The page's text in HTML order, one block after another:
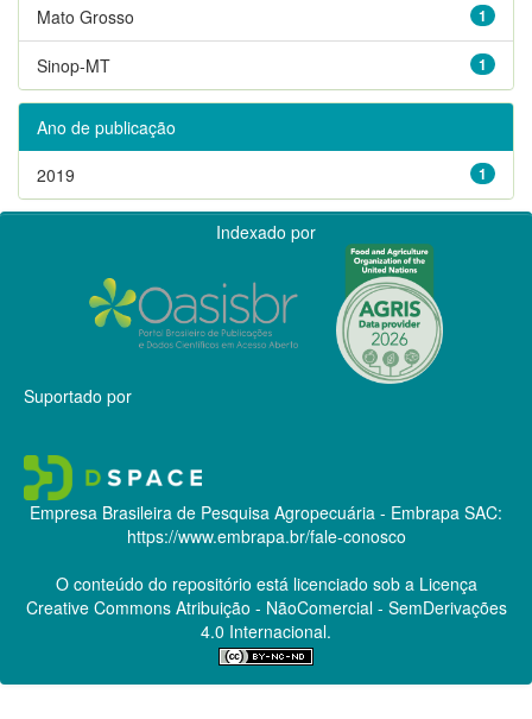
1
Mato Grosso
1
Sinop-MT
Ano de publicação
1
2019
Indexado por
Suportado por
Empresa Brasileira de Pesquisa Agropecuária - Embrapa SAC:
https://www.embrapa.br/fale-conosco
O conteúdo do repositório está licenciado sob a Licença
Creative CommonsAtribuição - NãoComercial - SemDerivações
4.0 Internacional.